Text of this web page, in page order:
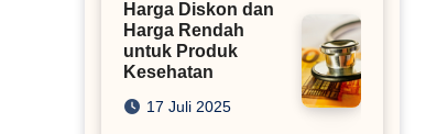
Harga Diskon dan
Harga Rendah
untuk Produk
Kesehatan
17 Juli 2025